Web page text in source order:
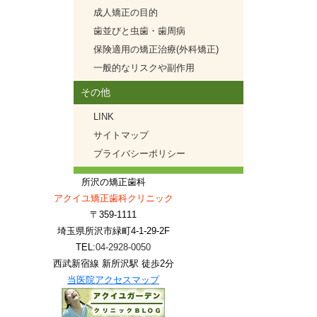
成人矯正の目的
歯並びと虫歯・歯周病
保険適用の矯正治療(外科矯正)
一般的なリスクや副作用
その他
LINK
サイトマップ
プライバシーポリシー
所沢の矯正歯科
アクイユ矯正歯科クリニック
〒359-1111
埼玉県所沢市緑町4-1-29-2F
TEL:04-2928-0050
西武新宿線 新所沢駅 徒歩2分
当医院アクセスマップ